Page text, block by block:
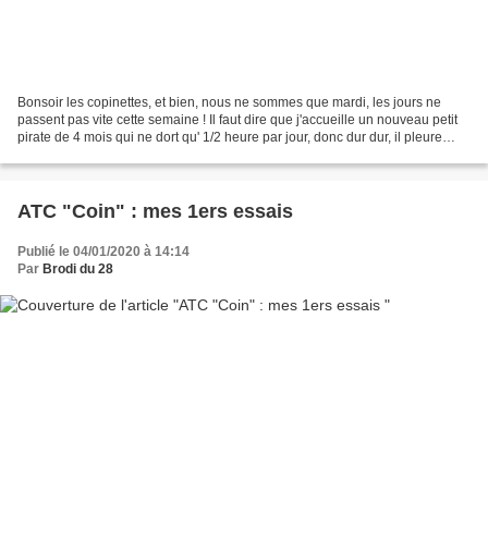
Bonsoir les copinettes, et bien, nous ne sommes que mardi, les jours ne
passent pas vite cette semaine ! Il faut dire que j'accueille un nouveau petit
pirate de 4 mois qui ne dort qu' 1/2 heure par jour, donc dur dur, il pleure
ATC "Coin" : mes 1ers essais
Publié le 04/01/2020 à 14:14
Par Brodi du 28